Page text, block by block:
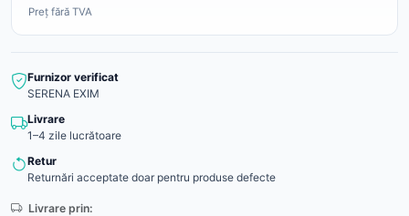
Preț fără TVA
Furnizor verificat
SERENA EXIM
Livrare
1–4 zile lucrătoare
Retur
Returnări acceptate doar pentru produse defecte
Livrare prin: